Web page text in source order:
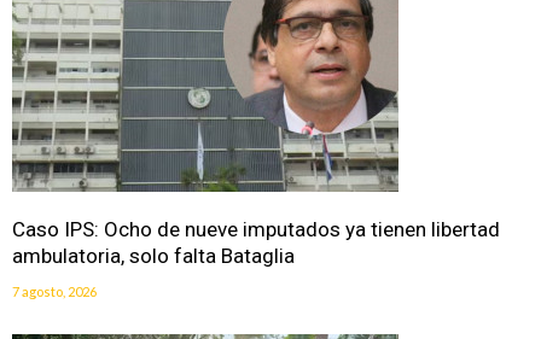
Caso IPS: Ocho de nueve imputados ya tienen libertad
ambulatoria, solo falta Bataglia
7 agosto, 2026